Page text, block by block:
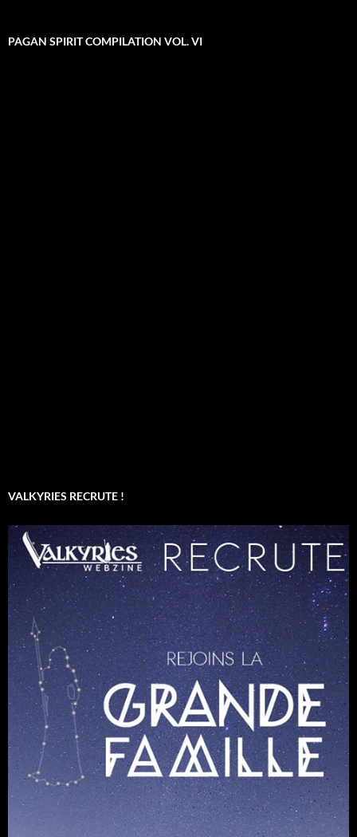
PAGAN SPIRIT COMPILATION VOL. VI
VALKYRIES RECRUTE !